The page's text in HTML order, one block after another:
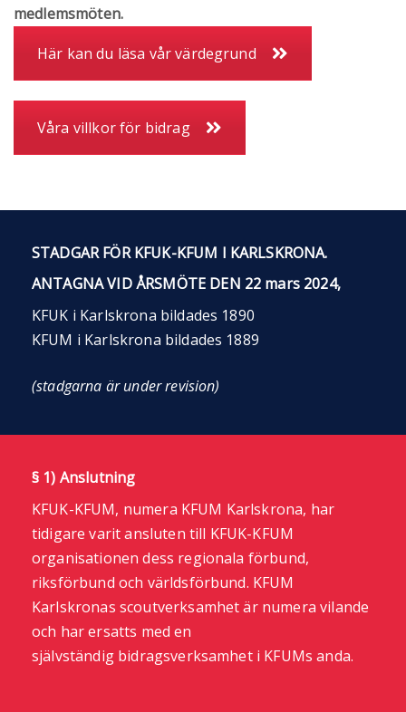
medlemsmöten.
Här kan du läsa vår värdegrund
Våra villkor för bidrag
STADGAR FÖR KFUK-KFUM I KARLSKRONA.
ANTAGNA VID ÅRSMÖTE DEN 22 mars 2024,
KFUK i Karlskrona bildades 1890
KFUM i Karlskrona bildades 1889
(stadgarna är under revision)
§ 1) Anslutning
KFUK-KFUM, numera KFUM Karlskrona, har
tidigare varit ansluten till KFUK-KFUM
organisationen dess regionala förbund,
riksförbund och världsförbund. KFUM
Karlskronas scoutverksamhet är numera vilande
och har ersatts med en
självständig bidragsverksamhet i KFUMs anda.